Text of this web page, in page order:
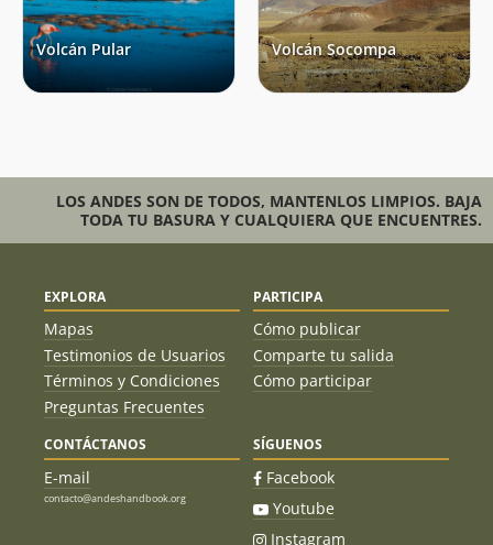
Volcán Pular Volcán Socompa
LOS ANDES SON DE TODOS, MANTENLOS LIMPIOS. BAJA
TODA TU BASURA Y CUALQUIERA QUE ENCUENTRES.
EXPLORA
Mapas
Testimonios de Usuarios
Términos y Condiciones
Preguntas Frecuentes
PARTICIPA
Cómo publicar
Comparte tu salida
Cómo participar
CONTÁCTANOS
E-mail
contacto@andeshandbook.org
SÍGUENOS
Facebook
Youtube
Instagram